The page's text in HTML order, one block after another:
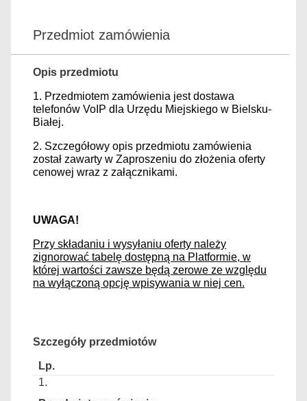
Przedmiot zamówienia
Opis przedmiotu
1. Przedmiotem zamówienia jest dostawa
telefonów VoIP dla Urzędu Miejskiego w Bielsku-
Białej.
2. Szczegółowy opis przedmiotu zamówienia
został zawarty w Zaproszeniu do złożenia oferty
cenowej wraz z załącznikami.
UWAGA!
Przy składaniu i wysyłaniu oferty należy
zignorować tabelę dostępną na Platformie, w
której wartości zawsze będą zerowe ze względu
na wyłączoną opcję wpisywania w niej cen.
Szczegóły przedmiotów
1.